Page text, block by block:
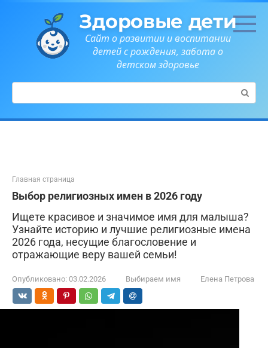
Здоровые дети
Сайт о развитии и воспитании
детей с рождения, забота о
детском здоровье
Поиск:
Главная страница
Выбор религиозных имен в 2026 году
Ищете красивое и значимое имя для малыша?
Узнайте историю и лучшие религиозные имена
2026 года, несущие благословение и
отражающие веру вашей семьи!
Опубликовано: 03.02.2026 Выбираем имя Елена Петрова